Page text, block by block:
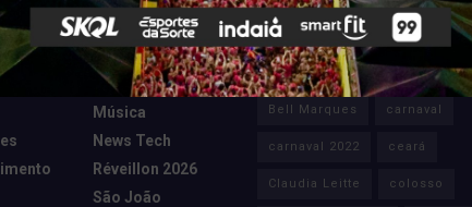
Vip
Marketing E
Negócios
Música
News Tech
Réveillon 2026
São João
Tags
Anitta Axé Banda Eva
Bell Marques carnaval
carnaval 2022 ceará
Claudia Leitte colosso